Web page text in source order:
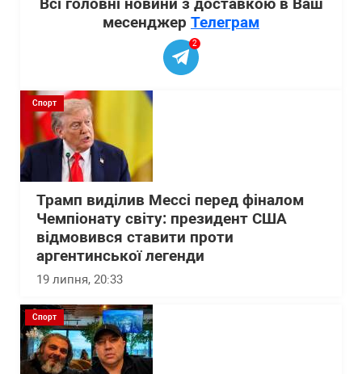
месенджер Телеграм
2
Спорт
Трамп виділив Мессі перед фіналом
Чемпіонату світу: президент США
відмовився ставити проти
аргентинської легенди
19 липня, 20:33
Спорт